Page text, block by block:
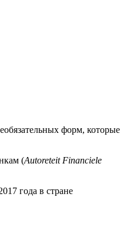
форм, которые
(Autoreteit Financiele
года в стране